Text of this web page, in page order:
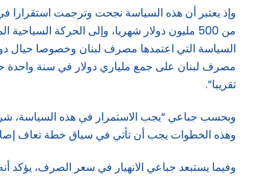
تقريبا”.
وبحسب جباعي “يجب الاستمرار في هذه السياسة، شرط
وهذه الخطوات يجب أن تأتي في سياق خطة تعاف
وفيما يستبعد جباعي الانهيار في سعر الصرف، يؤكد